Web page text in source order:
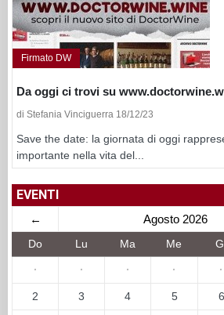
Firmato DW
Da oggi ci trovi su
di Stefania Vinciguerra 18/12/23
Save the date: la giornata di oggi
importante nella vita del...
EVENTI
← Agosto 2026
Do Lu Ma Me
· · · · ·
2 3 4 5 6